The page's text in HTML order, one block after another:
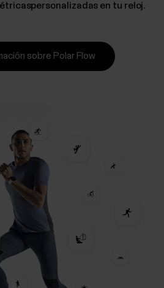
en tu reloj.
sobre Polar Flow